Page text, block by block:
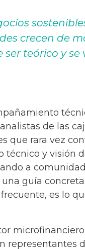
crecen de
teórico y se
de las
que rara vez
y visión
a
guía
es lo
representantes